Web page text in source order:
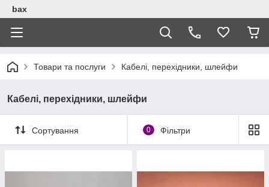
bax
Товари та послуги Кабелі, перехідники, шлейфи
Кабелі, перехідники, шлейфи
Сортування 0 Фільтри